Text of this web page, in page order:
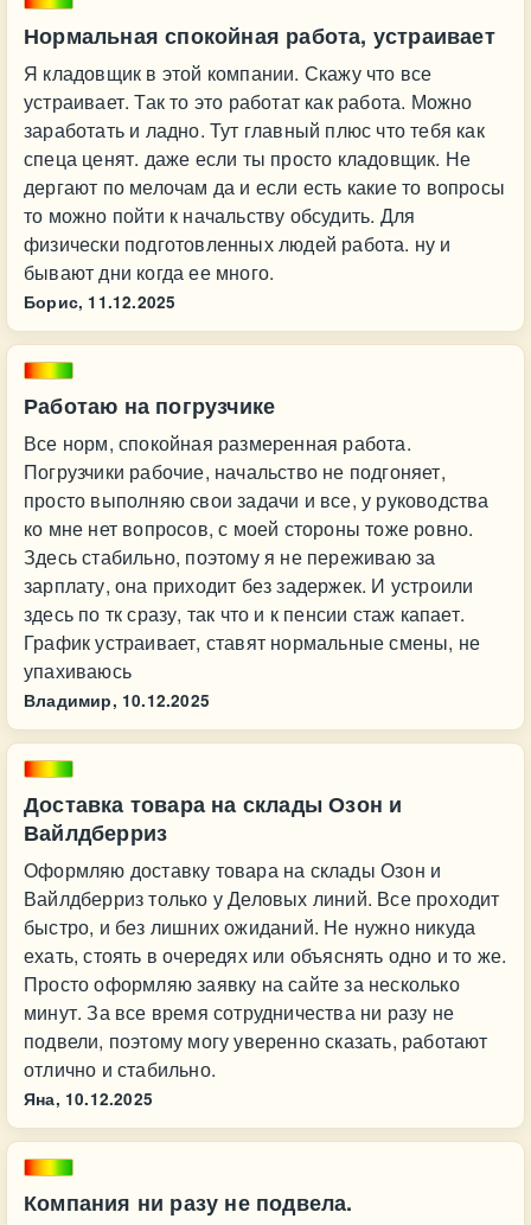
Нормальная спокойная работа, устраивает
Я кладовщик в этой компании. Скажу что все
устраивает. Так то это работат как работа. Можно
заработать и ладно. Тут главный плюс что тебя как
спеца ценят. даже если ты просто кладовщик. Не
дергают по мелочам да и если есть какие то вопросы
то можно пойти к начальству обсудить. Для
физически подготовленных людей работа. ну и
бывают дни когда ее много.
Борис, 11.12.2025
Работаю на погрузчике
Все норм, спокойная размеренная работа.
Погрузчики рабочие, начальство не подгоняет,
просто выполняю свои задачи и все, у руководства
ко мне нет вопросов, с моей стороны тоже ровно.
Здесь стабильно, поэтому я не переживаю за
зарплату, она приходит без задержек. И устроили
здесь по тк сразу, так что и к пенсии стаж капает.
График устраивает, ставят нормальные смены, не
упахиваюсь
Владимир, 10.12.2025
Доставка товара на склады Озон и
Вайлдберриз
Оформляю доставку товара на склады Озон и
Вайлдберриз только у Деловых линий. Все проходит
быстро, и без лишних ожиданий. Не нужно никуда
ехать, стоять в очередях или объяснять одно и то же.
Просто оформляю заявку на сайте за несколько
минут. За все время сотрудничества ни разу не
подвели, поэтому могу уверенно сказать, работают
отлично и стабильно.
Яна, 10.12.2025
Компания ни разу не подвела.